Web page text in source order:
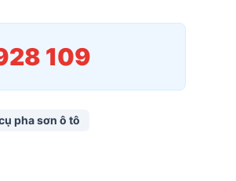
109
pha sơn ô tô